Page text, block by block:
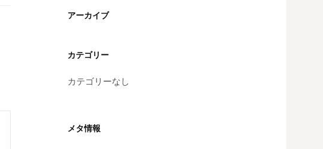
アーカイブ
カテゴリー
カテゴリーなし
メタ情報